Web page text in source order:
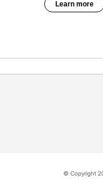
© Copyright